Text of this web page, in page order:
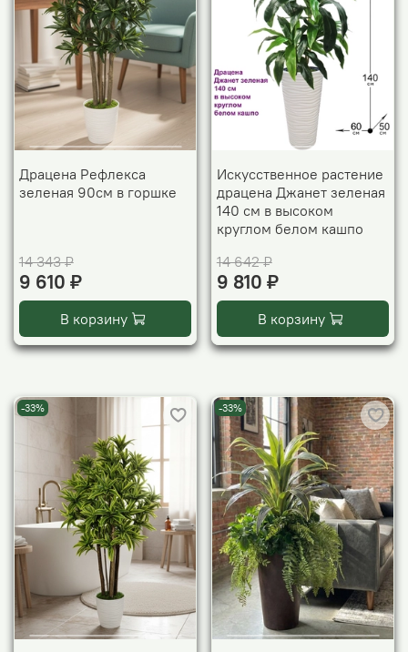
Драцена Рефлекса
зеленая 90см в горшке
14 343 ₽
9 610 ₽
В корзину
Искусственное растение
драцена Джанет зеленая
140 см в высоком
круглом белом кашпо
14 642 ₽
9 810 ₽
В корзину
-33% -33%